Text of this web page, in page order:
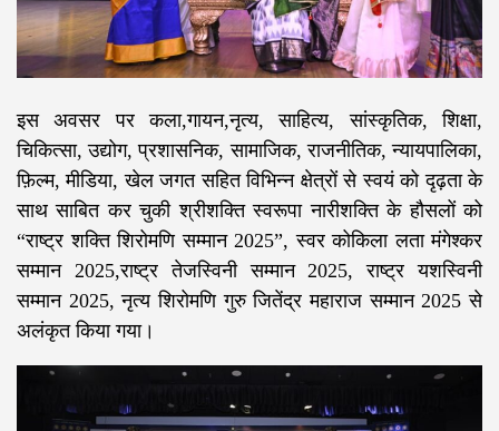
इस अवसर पर कला,गायन,नृत्य, साहित्य, सांस्कृतिक, शिक्षा,
चिकित्सा, उद्योग, प्रशासनिक, सामाजिक, राजनीतिक, न्यायपालिका,
फ़िल्म, मीडिया, खेल जगत सहित विभिन्न क्षेत्रों से स्वयं को दृढ़ता के
साथ साबित कर चुकी श्रीशक्ति स्वरूपा नारीशक्ति के हौसलों को
“राष्ट्र शक्ति शिरोमणि सम्मान 2025”, स्वर कोकिला लता मंगेश्कर
सम्मान 2025,राष्ट्र तेजस्विनी सम्मान 2025, राष्ट्र यशस्विनी
सम्मान 2025, नृत्य शिरोमणि गुरु जितेंद्र महाराज सम्मान 2025 से
अलंकृत किया गया।